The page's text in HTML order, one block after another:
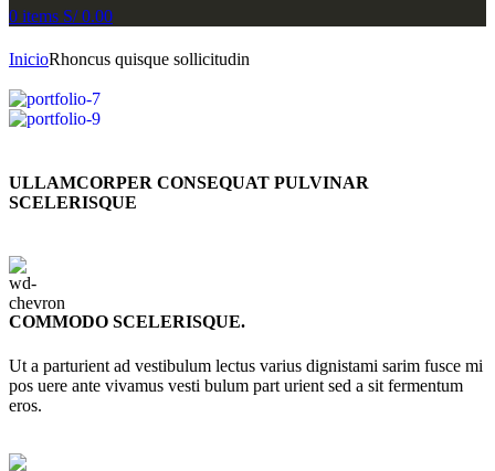
0 items S/0.00
InicioRhoncus quisque sollicitudin
ULLAMCORPER CONSEQUAT PULVINAR
SCELERISQUE
COMMODO SCELERISQUE.
Ut a parturient ad vestibulum lectus varius dignistami sarim fusce mi
pos uere ante vivamus vesti bulum part urient sed a sit fermentum
eros.